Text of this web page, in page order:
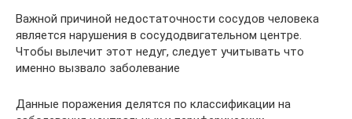
Важной причиной недостаточности сосудов человека
является нарушения в сосудодвигательном центре.
Чтобы вылечит этот недуг, следует учитывать что
именно вызвало заболевание
Данные поражения делятся по классификации на